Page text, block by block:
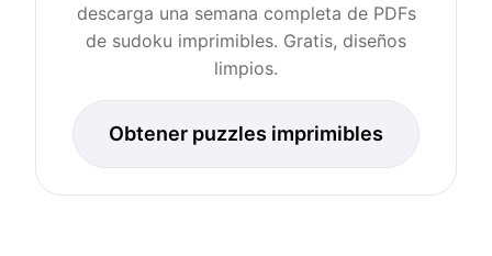
descarga una semana completa de PDFs
de sudoku imprimibles. Gratis, diseños
limpios.
Obtener puzzles imprimibles